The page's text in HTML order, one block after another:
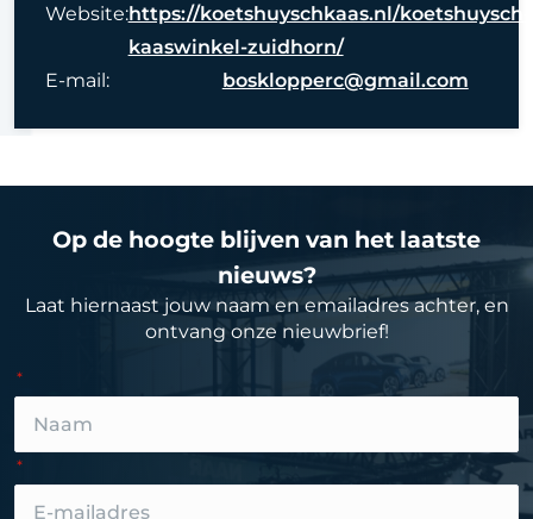
Website:https://koetshuyschkaas.nl/koetshuysch-
kaaswinkel-zuidhorn/
E-mail:
bosklopperc@gmail.com
Op de hoogte blijven van het laatste
nieuws?
Laat hiernaast jouw naam en emailadres achter, en
ontvang onze nieuwbrief!